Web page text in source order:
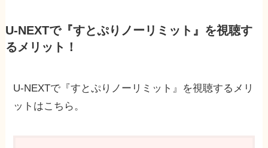
U-NEXTで『すとぷりノーリミット』を視聴す
るメリット！
U-NEXTで『すとぷりノーリミット』を視聴するメリ
ットはこちら。